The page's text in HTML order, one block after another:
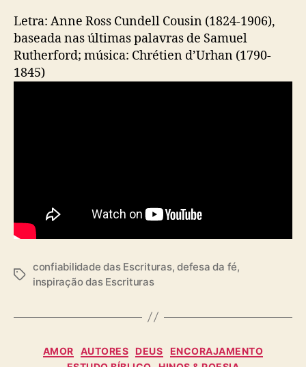
Letra: Anne Ross Cundell Cousin (1824-1906),
baseada nas últimas palavras de Samuel
Rutherford; música: Chrétien d’Urhan (1790-
1845)
T
s
confiabilidade das Escrituras,defesa da fé,
inspiração das Escrituras
C
a
AMOR AUTORES DEUS
ENCORAJAMENTO